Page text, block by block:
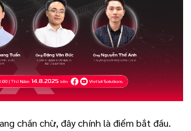
chần chừ, đây chính là điểm bắt đầu.